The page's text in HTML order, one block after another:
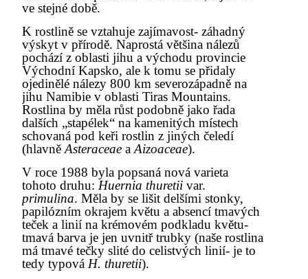
ve stejné době.
K rostlině se vztahuje zajímavost- záhadný
výskyt v přírodě. Naprostá většina nálezů
pochází z oblasti jihu a východu provincie
Východní Kapsko, ale k tomu se přidaly
ojedinělé nálezy 800 km severozápadně na
jihu Namibie v oblasti Tiras Mountains.
Rostlina by měla růst podobně jako řada
dalších „stapélek“ na kamenitých místech
schovaná pod keři rostlin z jiných čeledí
(hlavně Asteraceae a Aizoaceae).
V roce 1988 byla popsaná nová varieta
tohoto druhu: Huernia thuretii var.
primulina. Měla by se lišit delšími stonky,
papilózním okrajem květu a absencí tmavých
teček a linií na krémovém podkladu květu-
tmavá barva je jen uvnitř trubky (naše rostlina
má tmavé tečky slité do celistvých linií- je to
tedy typová H. thuretii).